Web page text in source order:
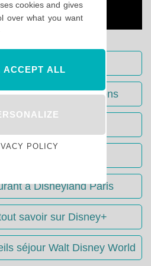
complet
: toutes les informations
informations
Paris
à Disneyland Paris
savoir sur Disney+
séjour Walt Disney World
cookies and gives
over what you want
ACCEPT ALL
POLICY